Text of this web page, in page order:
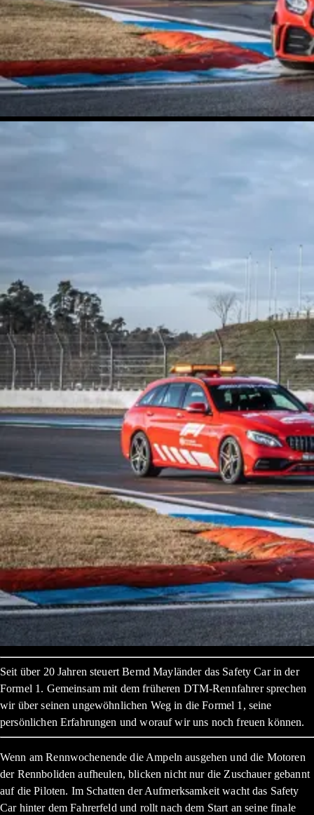
Seit über 20 Jahren steuert Bernd Mayländer das Safety Car in der
Formel 1. Gemeinsam mit dem früheren DTM-Rennfahrer sprechen
wir über seinen ungewöhnlichen Weg in die Formel 1, seine
persönlichen Erfahrungen und worauf wir uns noch freuen können.
Wenn am Rennwochenende die Ampeln ausgehen und die Motoren
der Rennboliden aufheulen, blicken nicht nur die Zuschauer gebannt
auf die Piloten. Im Schatten der Aufmerksamkeit wacht das Safety
Car hinter dem Fahrerfeld und rollt nach dem Start an seine finale